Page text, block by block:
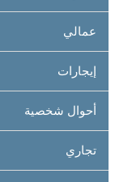
عمالي
إيجارات
أحوال شخصية
تجاري